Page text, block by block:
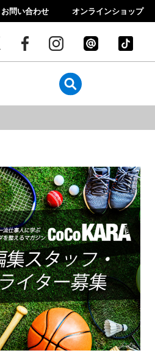
お問い合わせ オンラインショップ